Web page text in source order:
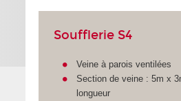
Soufflerie S4
Veine à parois ventilées
Section de veine : 5m x
longueur